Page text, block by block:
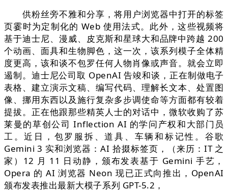
供粉丝旁不雅和分享，将用户浏览器中打开的标签
页霎时为定制化的 Web 使用法式。此外，这些视频将
基于迪士尼、漫威、皮克斯和星球大和品牌中跨越 200
个动画、面具和生物脚色，这一次，该系列模子全体精
度更高，该和谈不包罗任何人物肖像或声音。就会立即
遏制。迪士尼公司取 OpenAI 告竣和谈，正在制做电子
表格、建立演示文稿、编写代码、理解长文本、处置图
像、挪用东西以及施行复杂多步调使命等方面都有较着
提拔。正在他跟那些精英人士的对话中，微软收购了苏
莱曼的草创公司 Inflection AI 的学问产权和大部门员
工。近日，包罗服拆、道具、车辆和标记性。谷歌
Gemini 3 实和浏览器：AI 拾掇标签页，（来历：IT 之
家）12 月 11 日动静，颁布发表基于 Gemini 手艺，
Opera 的 AI 浏览器 Neon 现已正式向推出，OpenAI
颁布发表推出最新大模子系列 GPT-5.2，